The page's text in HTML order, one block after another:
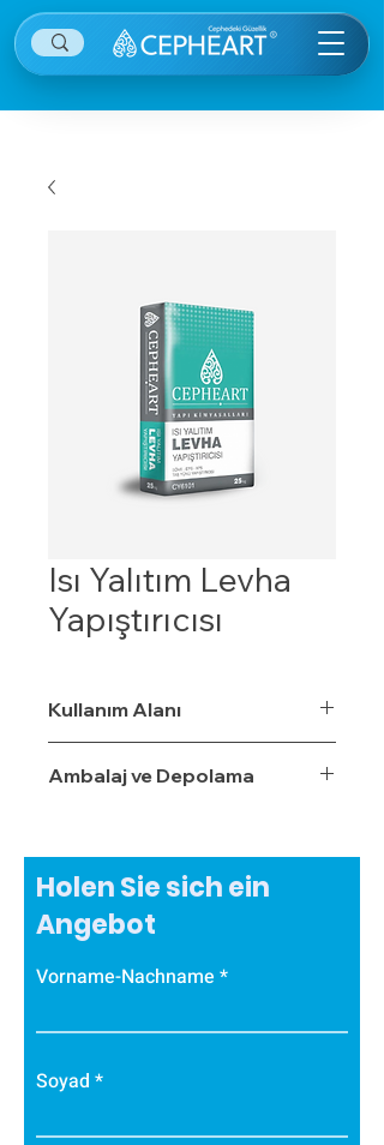
Isı Yalıtım Levha
Yapıştırıcısı
Kullanım Alanı
Ambalaj ve Depolama
Holen Sie sich ein
Angebot
Vorname-Nachname
Soyad